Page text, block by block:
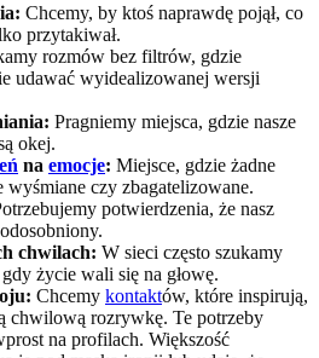
Chcemy, by ktoś naprawdę pojął, co
przytakiwał.
rozmów bez filtrów, gdzie
udawać wyidealizowanej wersji
Pragniemy miejsca, gdzie nasze
okej.
na emocje: Miejsce, gdzie żadne
wyśmiane czy zbagatelizowane.
potwierdzenia, że nasz
chwilach: W sieci często szukamy
życie wali się na głowę.
Chcemy kontaktów, które inspirują,
chwilową rozrywkę. Te potrzeby
na profilach. Większość